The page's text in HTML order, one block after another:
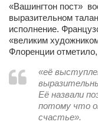
Евгений
Ольга
Бизнес-партнёры
Здоровье
«Вашингтон пост»
выразительном
исполнение.
«великим
Флоренции
«её
Её назвали
потому что
счастье».